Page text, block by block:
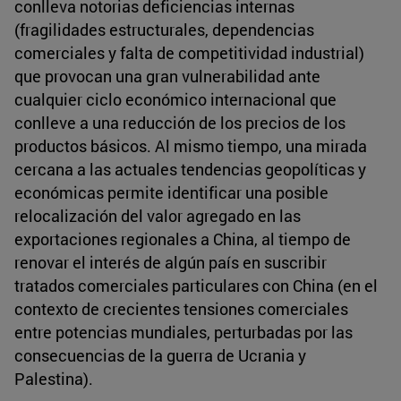
conlleva notorias deficiencias internas
(fragilidades estructurales, dependencias
comerciales y falta de competitividad industrial)
que provocan una gran vulnerabilidad ante
cualquier ciclo económico internacional que
conlleve a una reducción de los precios de los
productos básicos. Al mismo tiempo, una mirada
cercana a las actuales tendencias geopolíticas y
económicas permite identificar una posible
relocalización del valor agregado en las
exportaciones regionales a China, al tiempo de
renovar el interés de algún país en suscribir
tratados comerciales particulares con China (en el
contexto de crecientes tensiones comerciales
entre potencias mundiales, perturbadas por las
consecuencias de la guerra de Ucrania y
Palestina).